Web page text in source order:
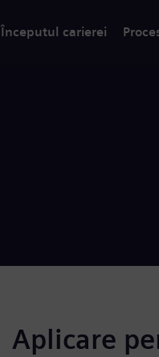
Începutul carierei
Aplicare